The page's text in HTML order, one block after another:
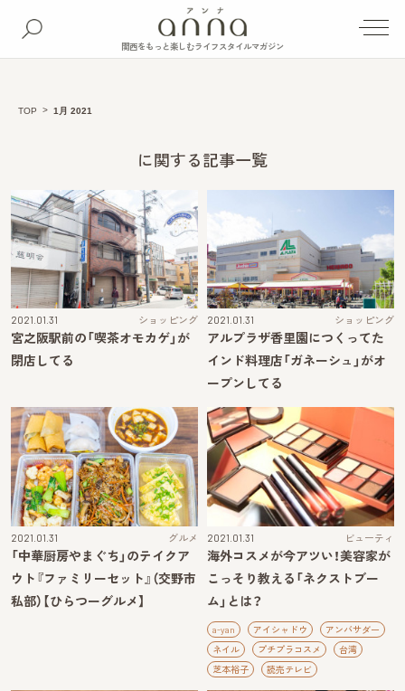
関西をもっと楽しむライフスタイルマガジン
TOP 1月 2021
に関する記事一覧
2021.01.31 ショッピング
宮之阪駅前の「喫茶オモカゲ」が
閉店してる
2021.01.31 ショッピング
アルプラザ香里園につくってた
インド料理店「ガネーシュ」がオ
ープンしてる
2021.01.31 グルメ
「中華厨房やまぐち」のテイクア
ウト『ファミリーセット』（交野市
私部）【ひらつーグルメ】
2021.01.31 ビューティ
海外コスメが今アツい！美容家が
こっそり教える「ネクストブー
ム」とは？
a-yan アイシャドウ
アンバサダー
ネイル
プチプラコスメ
台湾
芝本裕子
読売テレビ